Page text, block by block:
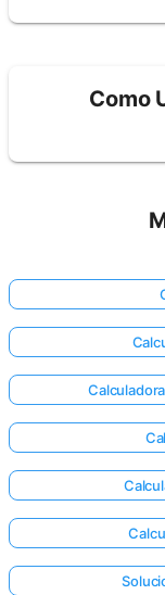
Como